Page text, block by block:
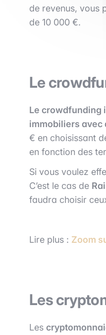
de revenus, vous
de 10 000 €.
Le
Le crowdfunding
immobiliers avec
€ en choisissant
en fonction des
Si vous voulez
C’est le cas de
faudra choisir
Lire plus : Zoom
Les
Les